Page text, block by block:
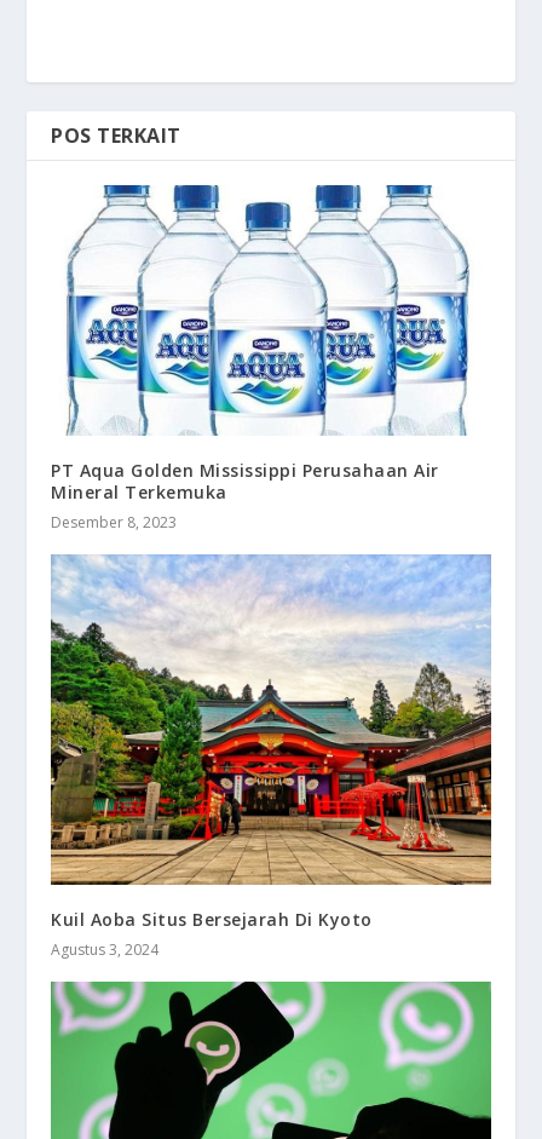
POS TERKAIT
PT Aqua Golden Mississippi Perusahaan Air
Mineral Terkemuka
Desember 8, 2023
Kuil Aoba Situs Bersejarah Di Kyoto
Agustus 3, 2024